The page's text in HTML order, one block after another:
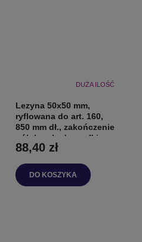
DUŻA ILOŚĆ
Lezyna 50x50 mm,
ryflowana do art. 160,
850 mm dł., zakończenie
półokrągłe do szafki
88,40 zł
DO KOSZYKA